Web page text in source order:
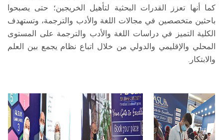
كما أنها تعزز القدرات البحثية لتأهيل الخريجين؛ حتى يصبحوا
باحثين متخصصين في مجالات اللغة والأدب والترجمة، وتستهدف
الكلية التميز في دراسات اللغة والأدب والترجمة على المستوى
المحلي والإقليمي والدولي من خلال اتباع نظام يجمع بين العلم
والابتكار.